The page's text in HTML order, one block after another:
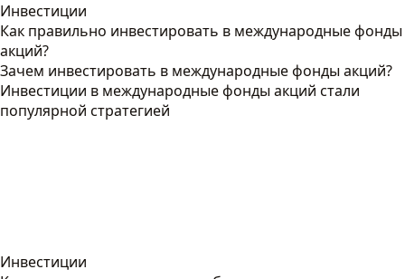
Инвестиции
Как правильно инвестировать в международные фонды
акций?
Зачем инвестировать в международные фонды акций?
Инвестиции в международные фонды акций стали
популярной стратегией
Инвестиции